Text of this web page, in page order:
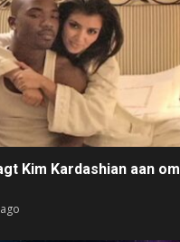
Kim Kardashian aan om